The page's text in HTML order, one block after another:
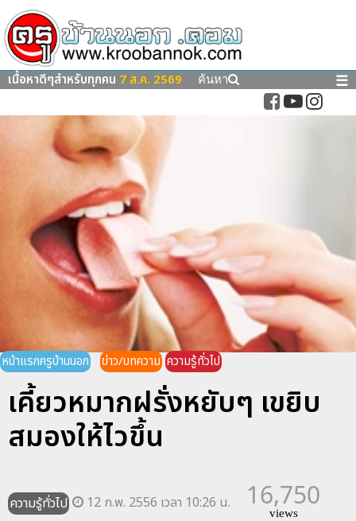
เนื้อหาดีๆสำหรับทุกคน 7 ส.ค. 2569 ค้นหา ☰
หน้าแรกครูบ้านนอก ข่าว/บทความ ความรู้ทั่วไป
เคี้ยวหมากฝรั่งหยับๆ เขยิบ
สมองให้ไวขึ้น
ความรู้ทั่วไป 12 ก.พ. 2556 เวลา 10:26 น. 16,750
views